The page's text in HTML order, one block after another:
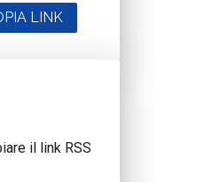
LINK
il link RSS